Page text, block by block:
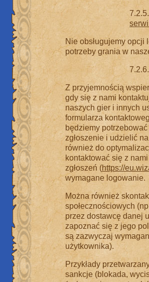
Nie obsługujemy
potrzeby grania w
Z przyjemnością
gdy się z nami
naszych gier i innych
formularza
będziemy
zgłoszenie i udzielić
również do
kontaktować się z
zgłoszeń (https://
wymagane logowanie.
Można również
społecznościowych
przez dostawcę danej
zapoznać się z jego
są zazwyczaj
użytkownika).
Przykłady
sankcje (blokada,